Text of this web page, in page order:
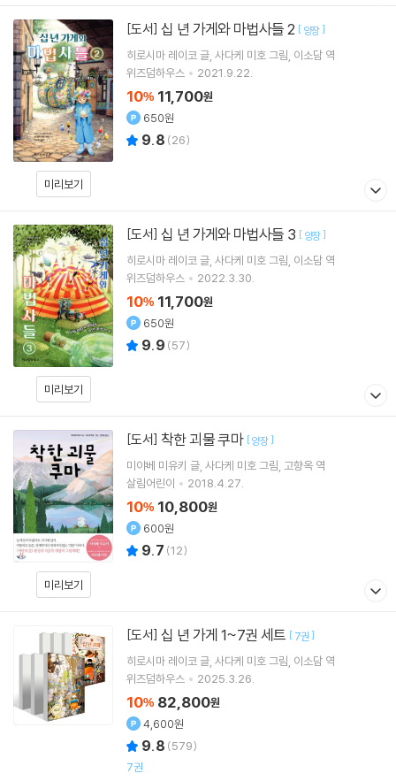
미리보기
[도서] 십 년 가게와 마법사들 2 [ 양장]
히로시마 레이코 글 사다케 미호그림 이소담 역
위즈덤하우스
2021.9.22.
10% 11,700원
650원
9.8 (26)
미리보기
[도서] 십 년 가게와 마법사들 3 [ 양장]
히로시마 레이코 글 사다케 미호그림 이소담 역
위즈덤하우스
2022.3.30.
10% 11,700원
650원
9.9 (57)
미리보기
[도서] 착한 괴물 쿠마 [양장]
미야베 미유키 글 사다케 미호그림 고향옥 역
살림어린이
2018.4.27.
10% 10,800원
600원
9.7 (12)
[도서] 십 년 가게 1~7권 세트 [ 7권 ]
히로시마 레이코글 사다케 미호그림 이소담 역
위즈덤하우스
2025.3.26.
10% 82,800원
4,600원
9.8 (579)
7권